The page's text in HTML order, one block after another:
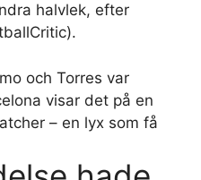
halvlek, efter
och Torres var
visar det på en
– en lyx som få